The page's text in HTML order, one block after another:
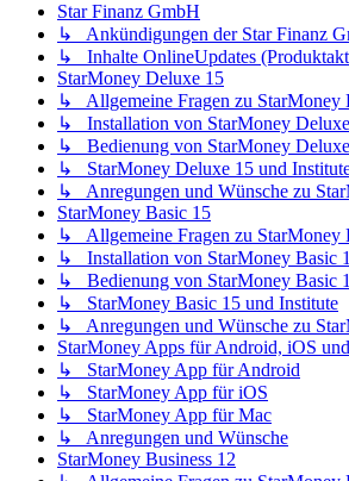
Star Finanz GmbH
↳ Ankündigungen der Star Finanz
↳ Inhalte OnlineUpdates
StarMoney Deluxe 15
↳ Allgemeine Fragen zu StarMoney
↳ Installation von StarMoney
↳ Bedienung von StarMoney
↳ StarMoney Deluxe 15 und
↳ Anregungen und Wünsche zu
StarMoney Basic 15
↳ Allgemeine Fragen zu StarMoney
↳ Installation von StarMoney Basic
↳ Bedienung von StarMoney Basic
↳ StarMoney Basic 15 und Institute
↳ Anregungen und Wünsche zu
StarMoney Apps für Android, iOS
↳ StarMoney App für Android
↳ StarMoney App für iOS
↳ StarMoney App für Mac
↳ Anregungen und Wünsche
StarMoney Business 12